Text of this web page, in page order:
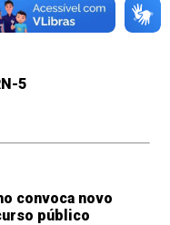
5
convoca novo
público